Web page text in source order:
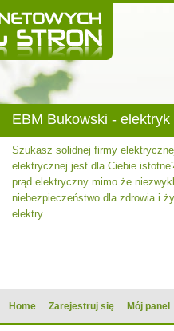
EBM Bukowski -
Szukasz solidnej firmy
elektrycznej jest dla Ciebie
prąd elektryczny mimo że
niebezpieczeństwo dla zdrowia i
elektry
Home Zarejestruj się Mój panel